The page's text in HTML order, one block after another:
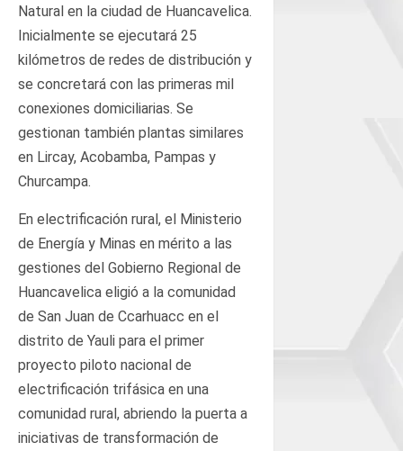
Natural en la ciudad de Huancavelica.
Inicialmente se ejecutará 25
kilómetros de redes de distribución y
se concretará con las primeras mil
conexiones domiciliarias. Se
gestionan también plantas similares
en Lircay, Acobamba, Pampas y
Churcampa.
En electrificación rural, el Ministerio
de Energía y Minas en mérito a las
gestiones del Gobierno Regional de
Huancavelica eligió a la comunidad
de San Juan de Ccarhuacc en el
distrito de Yauli para el primer
proyecto piloto nacional de
electrificación trifásica en una
comunidad rural, abriendo la puerta a
iniciativas de transformación de